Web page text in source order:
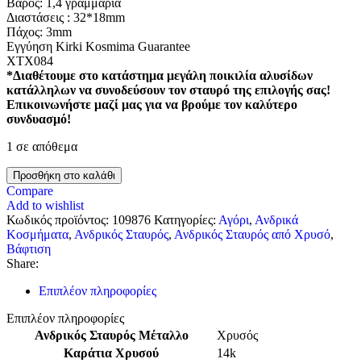
Βάρος: 1,4 γραμμάρια
Διαστάσεις : 32*18mm
Πάχος: 3mm
Εγγύηση Kirki Kosmima Guarantee
ΧΤΧ084
*Διαθέτουμε στο κατάστημα μεγάλη ποικιλία αλυσίδων
κατάλληλων να συνοδεύσουν τον σταυρό της επιλογής σας!
Επικοινωνήστε μαζί μας για να βρούμε τον καλύτερο
συνδυασμό!
1 σε απόθεμα
Προσθήκη στο καλάθι
Compare
Add to wishlist
Κωδικός προϊόντος: 109876 Κατηγορίες: Αγόρι, Ανδρικά
Κοσμήματα, Ανδρικός Σταυρός, Ανδρικός Σταυρός από Χρυσό,
Βάφτιση
Share:
Επιπλέον πληροφορίες
Επιπλέον πληροφορίες
Ανδρικός Σταυρός Μέταλλο
Χρυσός
Καράτια Χρυσού
14k